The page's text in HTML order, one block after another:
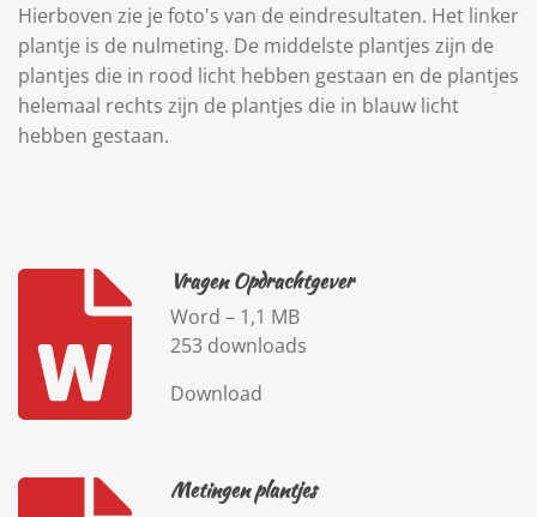
Hierboven zie je foto's van de eindresultaten. Het linker
plantje is de nulmeting. De middelste plantjes zijn de
plantjes die in rood licht hebben gestaan en de plantjes
helemaal rechts zijn de plantjes die in blauw licht
hebben gestaan.
Vragen Opdrachtgever
Word – 1,1 MB
253 downloads
Download
Metingen plantjes